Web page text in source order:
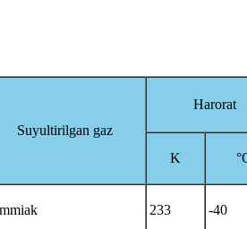
Suyultirilgan gaz
Harorat
K
233 -40